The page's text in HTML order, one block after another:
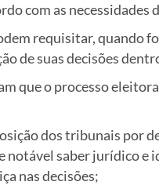
com as necessidades
requisitar, quando
de suas decisões
que o processo
dos tribunais por
notável saber jurídico e
nas decisões;